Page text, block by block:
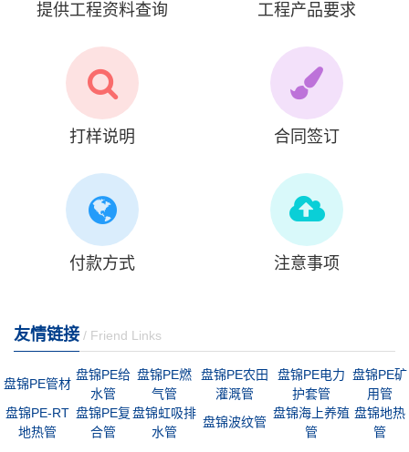
提供工程资料查询 工程产品要求
打样说明 合同签订
付款方式 注意事项
友情链接 / Friend Links
盘锦PE管材
盘锦PE给
水管
盘锦PE燃
气管
盘锦PE农田
灌溉管
盘锦PE电力
护套管
盘锦PE矿
用管
盘锦PE-RT
地热管
盘锦PE复
合管
盘锦虹吸排
水管
盘锦波纹管
盘锦海上养殖
管
盘锦地热
管